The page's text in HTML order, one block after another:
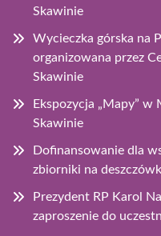
Skawinie
Wycieczka górska na
organizowana przez
Skawinie
Ekspozycja „Mapy”
Skawinie
Dofinansowanie dla
zbiorniki na
Prezydent RP Karol
zaproszenie do